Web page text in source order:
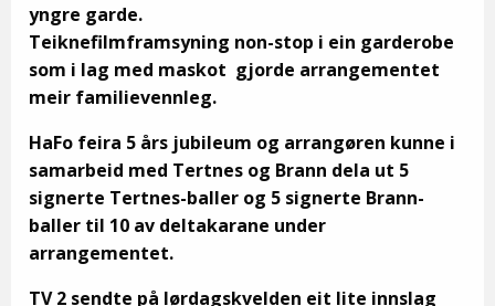
yngre garde.
Teiknefilmframsyning non-stop i ein garderobe
som i lag med maskot gjorde arrangementet
meir familievennleg.
HaFo feira 5 års jubileum og arrangøren kunne i
samarbeid med Tertnes og Brann dela ut 5
signerte Tertnes-baller og 5 signerte Brann-
baller til 10 av deltakarane under
arrangementet.
TV 2 sendte på lørdagskvelden eit lite innslag